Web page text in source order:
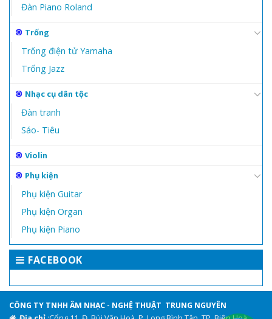
Đàn Piano Roland
Trống
Trống điện tử Yamaha
Trống Jazz
Nhạc cụ dân tộc
Đàn tranh
Sáo- Tiêu
Violin
Phụ kiện
Phụ kiện Guitar
Phụ kiện Organ
Phụ kiện Piano
FACEBOOK
CÔNG TY TNHH ÂM NHẠC - NGHỆ THUẬT TRUNG NGUYÊN